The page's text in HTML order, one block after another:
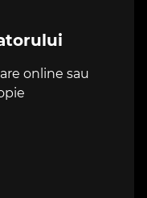
online sau